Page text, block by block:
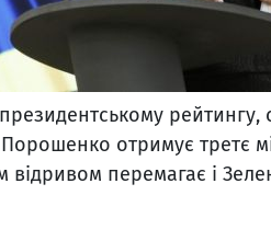
рейтингу,
отримує третє
відривом перемагає і